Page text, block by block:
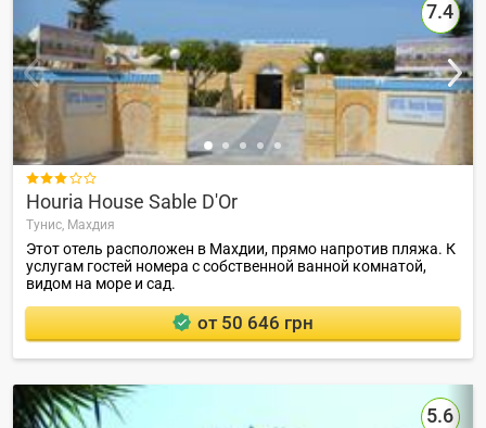
7.4

Houria House Sable D'Or
Тунис, Махдия
Этот отель расположен в Махдии, прямо напротив пляжа. К
услугам гостей номера с собственной ванной комнатой,
видом на море и сад.
от 50 646 грн
5.6